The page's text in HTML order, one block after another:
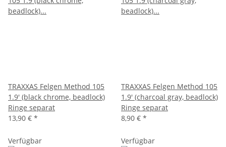
TRAXXAS Felgen Method 105
1.9' (black chrome, beadlock)
Ringe separat
13,90 € *
TRAXXAS Felgen Method 105
1.9' (charcoal gray, beadlock)
Ringe separat
8,90 € *
Verfügbar Verfügbar